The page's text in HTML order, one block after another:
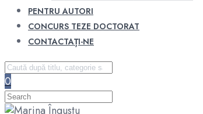
PENTRU AUTORI
CONCURS TEZE DOCTORAT
CONTACTAȚI-NE
0